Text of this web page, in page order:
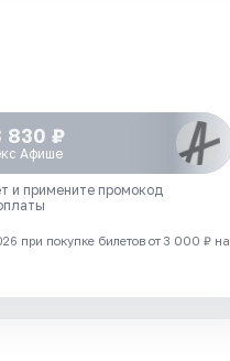
830 ₽
Афише
и примените промокод
при покупке билетов от 3 000 ₽ на